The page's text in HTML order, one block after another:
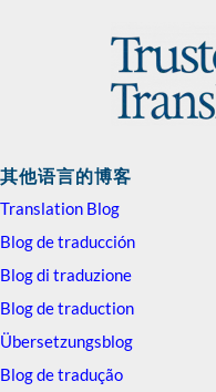
其他语言的博客
Translation Blog
Blog de traducción
Blog di traduzione
Blog de traduction
Übersetzungsblog
Blog de tradução